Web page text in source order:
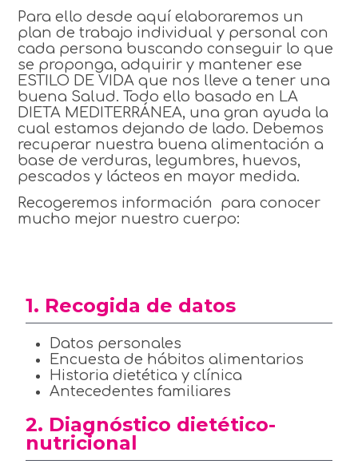
Para ello desde aquí elaboraremos un
plan de trabajo individual y personal con
cada persona buscando conseguir lo que
se proponga, adquirir y mantener ese
ESTILO DE VIDA que nos lleve a tener una
buena Salud. Todo ello basado en LA
DIETA MEDITERRÁNEA, una gran ayuda la
cual estamos dejando de lado. Debemos
recuperar nuestra buena alimentación a
base de verduras, legumbres, huevos,
pescados y lácteos en mayor medida.
Recogeremos información para conocer
mucho mejor nuestro cuerpo:
1. Recogida de datos
Datos personales
Encuesta de hábitos alimentarios
Historia dietética y clínica
Antecedentes familiares
2. Diagnóstico dietético-
nutricional